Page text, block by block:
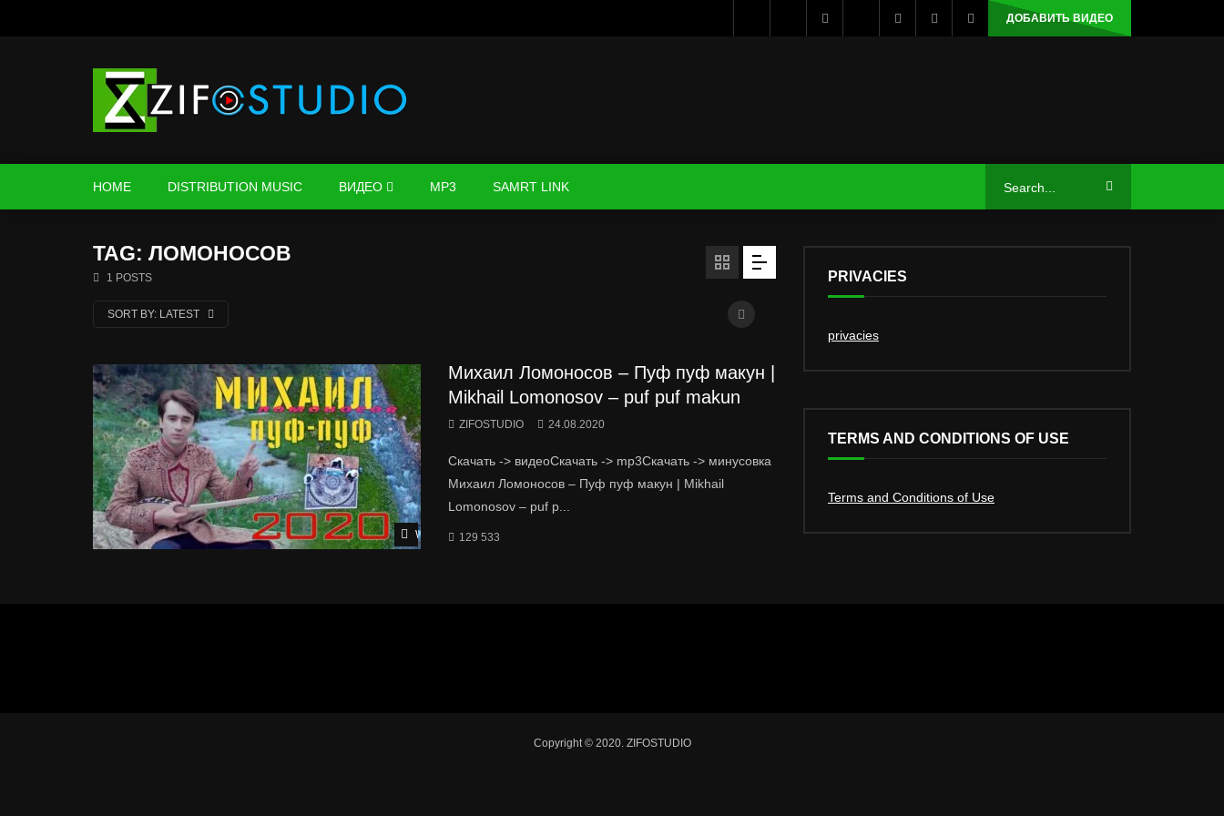
ДОБАВИТЬ ВИДЕО
HOME DISTRIBUTION MUSIC ВИДЕО MP3 SAMRT LINK
TAG: ЛОМОНОСОВ
1 POSTS
SORT BY: LATEST
Watch Later
Михаил Ломоносов – Пуф пуф макун |
Mikhail Lomonosov – puf puf makun
ZIFOSTUDIO 24.08.2020
Скачать -> видеоСкачать -> mp3Скачать -> минусовка
Михаил Ломоносов – Пуф пуф макун | Mikhail
Lomonosov – puf p...
129 533
PRIVACIES
privacies
TERMS AND CONDITIONS OF USE
Terms and Conditions of Use
Copyright © 2020. ZIFOSTUDIO